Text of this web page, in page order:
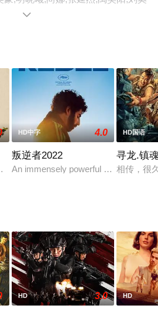
精彩演绎的大陆电影，手机免费观
视猫或剧情网等平台了解。

一个有者伤害他人的杀手的芬巴人
HD中字 4.0
叛逆者2022
An immensely powerful and nuanced
HD国语
寻龙.镇
相传，很
HD 3.0 HD